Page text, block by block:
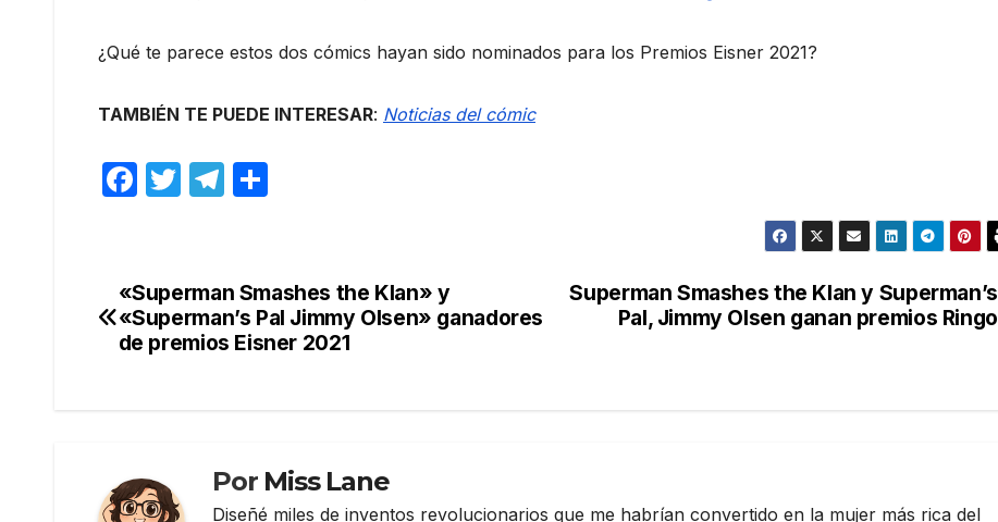
¿Qué te parece estos dos cómics hayan sido nominados para los Premios Eisner 2021?
TAMBIÉN TE PUEDE INTERESAR: Noticias del cómic
F
e
b
o
T
er
T
gr
a
m
p
ar
tir
Navegación
de
Superman Smashes the Klan y Superman’s
Pal, Jimmy Olsen ganan premios Ringo
«Superman Smashes the Klan» y
«Superman’s Pal Jimmy Olsen» ganadores
de premios Eisner 2021
Por Miss Lane
Diseñé miles de inventos revolucionarios que me habrían convertido en la mujer más rica del